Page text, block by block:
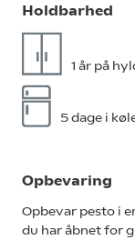
Holdbarhed
1 år på
5 dage i
Opbevaring
Opbevar pesto i
du har åbnet for